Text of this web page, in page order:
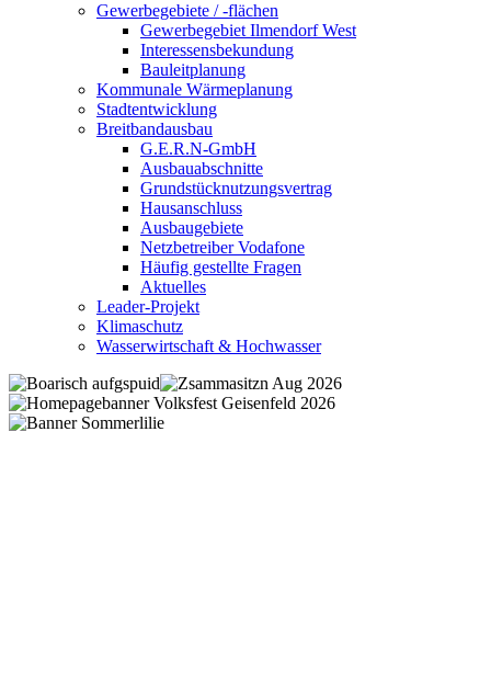
Gewerbegebiete / -flächen
Gewerbegebiet Ilmendorf West
Interessensbekundung
Bauleitplanung
Kommunale Wärmeplanung
Stadtentwicklung
Breitbandausbau
G.E.R.N-GmbH
Ausbauabschnitte
Grundstücknutzungsvertrag
Hausanschluss
Ausbaugebiete
Netzbetreiber Vodafone
Häufig gestellte Fragen
Aktuelles
Leader-Projekt
Klimaschutz
Wasserwirtschaft & Hochwasser